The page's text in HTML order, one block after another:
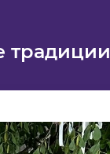
традиции